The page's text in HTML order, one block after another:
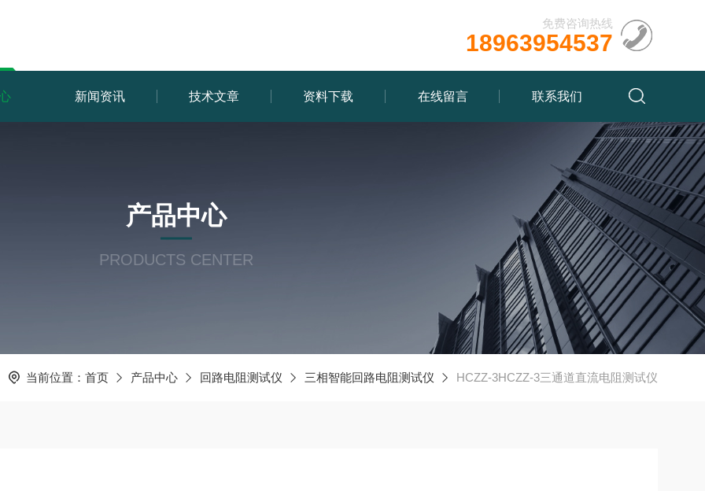
免费咨询热线
18963954537
新闻资讯 技术文章 资料下载 在线留言 联系我们
产品中心
PRODUCTS CENTER
当前位置： 首页 产品中心 回路电阻测试仪 三相智能回路电阻测试仪 HCZZ-3HCZZ-3三通道直流电阻测试仪